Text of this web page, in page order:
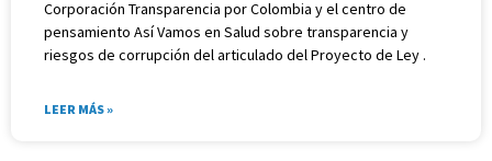
Corporación Transparencia por Colombia y el centro de
pensamiento Así Vamos en Salud sobre transparencia y
riesgos de corrupción del articulado del Proyecto de Ley .
LEER MÁS »